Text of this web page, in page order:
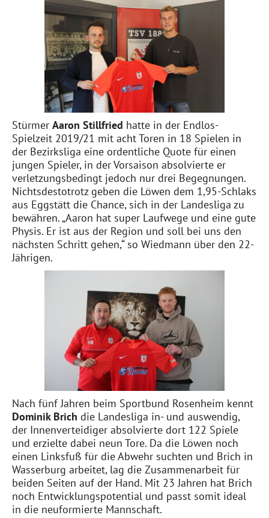
Stürmer Aaron Stillfried hatte in der Endlos-
Spielzeit 2019/21 mit acht Toren in 18 Spielen in
der Bezirksliga eine ordentliche Quote für einen
jungen Spieler, in der Vorsaison absolvierte er
verletzungsbedingt jedoch nur drei Begegnungen.
Nichtsdestotrotz geben die Löwen dem 1,95-Schlaks
aus Eggstätt die Chance, sich in der Landesliga zu
bewähren. „Aaron hat super Laufwege und eine gute
Physis. Er ist aus der Region und soll bei uns den
nächsten Schritt gehen,“ so Wiedmann über den 22-
Jährigen.
Nach fünf Jahren beim Sportbund Rosenheim kennt
Dominik Brich die Landesliga in- und auswendig,
der Innenverteidiger absolvierte dort 122 Spiele
und erzielte dabei neun Tore. Da die Löwen noch
einen Linksfuß für die Abwehr suchten und Brich in
Wasserburg arbeitet, lag die Zusammenarbeit für
beiden Seiten auf der Hand. Mit 23 Jahren hat Brich
noch Entwicklungspotential und passt somit ideal
in die neuformierte Mannschaft.